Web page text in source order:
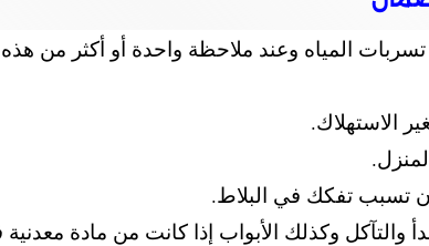
المياه وعند ملاحظة واحدة أو أكثر من
الاستهلاك.
تسبب تفكك في البلاط.
والتآكل وكذلك الأبواب إذا كانت من مادة